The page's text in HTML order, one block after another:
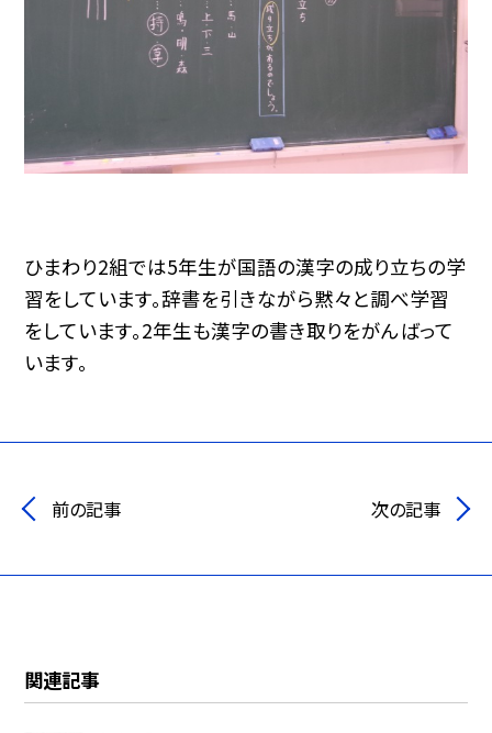
ひまわり2組では5年生が国語の漢字の成り立ちの学
習をしています。辞書を引きながら黙々と調べ学習
をしています。2年生も漢字の書き取りをがんばって
います。
前の記事 次の記事
関連記事